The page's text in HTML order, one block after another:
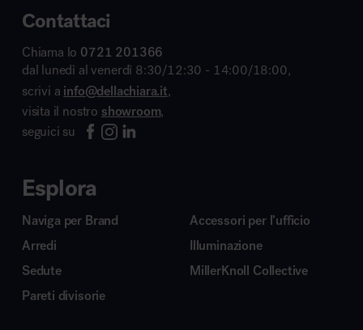
Contattaci
Chiama lo 0721 201366
dal lunedì al venerdì 8:30/12:30 - 14:00/18:00,
scrivi a info@dellachiara.it,
visita il nostro showroom,
seguici su
Esplora
Naviga per Brand
Arredi
Sedute
Pareti divisorie
Accessori per l’ufficio
Illuminazione
MillerKnoll Collective